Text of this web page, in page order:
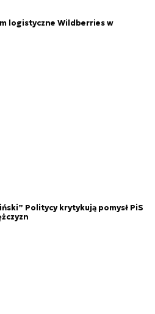
logistyczne Wildberries w
Politycy krytykują pomysł PiS